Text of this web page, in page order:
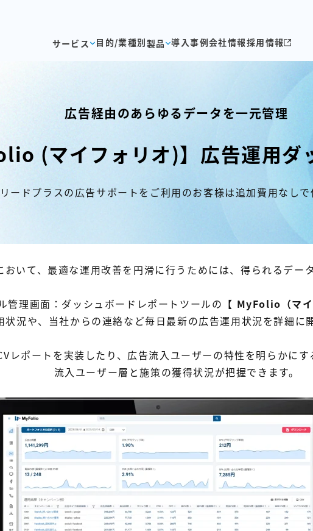
サービス 目的/業種別製品 導入事例会社情報採用情報
広告経由のあらゆるデータを一元管理
(マイフォリオ)】広告運用ダ
リードプラスの広告サポートをご利用のお客様は追加費用なし
いて、最適な運用改善を円滑に行うためには、得られるデ
管理画面：ダッシュボードレポートツールの 【 MyFolio（マ
状況や、当社からの連絡など毎日最新の広告運用状況を詳細に
レポートを実装したり、広告流入ユーザーの特性を明らかに
流入ユーザー層と施策の獲得状況が把握できます。